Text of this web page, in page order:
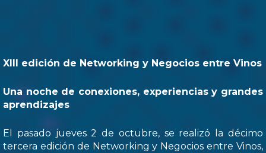
XIII edición de Networking y Negocios entre Vinos
Una noche de conexiones, experiencias y grandes
aprendizajes
El pasado jueves 2 de octubre, se realizó la décimo
tercera edición de Networking y Negocios entre Vinos,